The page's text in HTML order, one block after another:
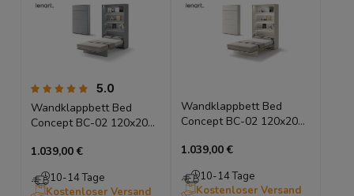
5.0
Wandklappbett Bed
Concept BC-02 120x200
Lenart Gästebett Grau
1.039,00 €
10-14 Tage
Kostenloser Versand
Wandklappbett Bed
Concept BC-02 120x200
Lenart Gästebett Kashmir
1.039,00 €
10-14 Tage
Kostenloser Versand